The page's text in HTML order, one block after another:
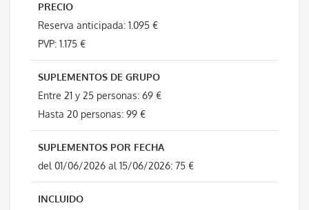
PRECIO
Reserva anticipada: 1.095 €
PVP: 1.175 €
SUPLEMENTOS DE GRUPO
Entre 21 y 25 personas: 69 €
Hasta 20 personas: 99 €
SUPLEMENTOS POR FECHA
del 01/06/2026 al 15/06/2026: 75 €
INCLUIDO